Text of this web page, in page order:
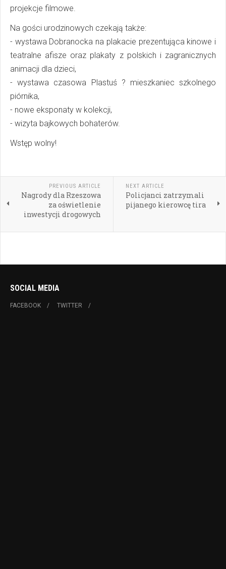
projekcje filmowe.
Na gości urodzinowych czekają także:
- wystawa Dobranocka na plakacie prezentująca kinowe i
teatralne afisze oraz plakaty z polskich i zagranicznych
animacji dla dzieci,
- wystawa czasowa Plastuś ? mieszkaniec szkolnego
piórnika,
- nowe eksponaty w kolekcji,
- wizyta bajkowych bohaterów.
Wstęp wolny!
PREVIOUS ARTICLE
Nagrody dla Rzeszowa
za oświetlenie
inwestycji drogowych
NEXT ARTICLE
Policjanci zatrzymali
pijanego kierowcę tira
SOCIAL MEDIA
FACEBOOK TWITTER